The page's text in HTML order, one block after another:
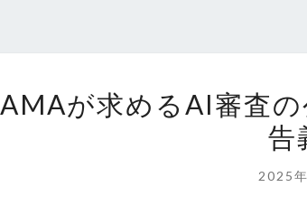
AMAが求めるAI審査
告
2025